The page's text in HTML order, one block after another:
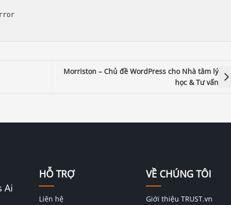
Morriston – Chủ đề WordPress cho Nhà tâm lý
học & Tư vấn
Ai
HỖ TRỢ
Liên hệ
VỀ CHÚNG TÔI
Giới thiệu TRUST.vn